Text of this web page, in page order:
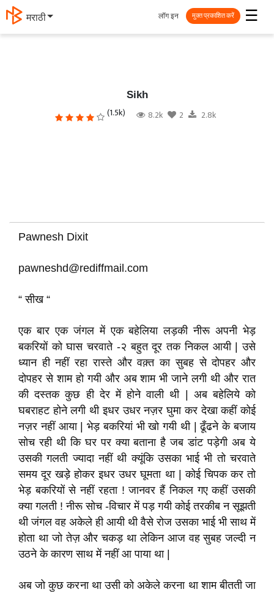
मराठी ☰
लॉग इन मुक्त प्रकाशित करें
Sikh
(1.5k) 8.2k 2 2.8k
Pawnesh Dixit
pawneshd@rediffmail.com
“ सीख “
एक बार एक जंगल में एक बहेलिया लड़की नीरू अपनी भेड़
बकरियों को घास चरवाते -२ बहुत दूर तक निकल आयी | उसे
ध्यान ही नहीं रहा रास्ते और वक़्त का सुबह से दोपहर और
दोपहर से शाम हो गयी और अब शाम भी जाने लगी थी और रात
की दस्तक कुछ ही देर में होने वाली थी | अब बहेलिये को
घबराहट होने लगी थी इधर उधर नज़र घुमा कर देखा कहीं कोई
नज़र नहीं आया | भेड़ बकरियां भी खो गयी थी | ढूँढने के बजाय
सोच रही थी कि घर पर क्या बताना है जब डांट पड़ेगी अब ये
उसकी गलती ज्यादा नहीं थी क्यूंकि उसका भाई भी तो चरवाते
समय दूर खड़े होकर इधर उधर घूमता था | कोई चिपक कर तो
भेड़ बकरियों से नहीं रहता ! जानवर हैं निकल गए कहीं उसकी
क्या गलती ! नीरू सोच -विचार में पड़ गयी कोई तरकीब न सूझती
थी जंगल वह अकेले ही आयी थी वैसे रोज उसका भाई भी साथ में
होता था जो तेज़ और चकड़ था लेकिन आज वह सुबह जल्दी न
उठने के कारण साथ में नहीं आ पाया था |
अब जो कुछ करना था उसी को अकेले करना था शाम बीतती जा